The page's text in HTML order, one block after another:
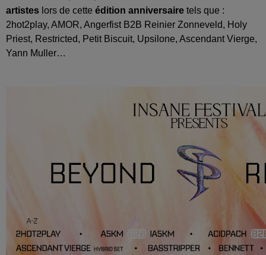
artistes lors de cette édition anniversaire tels que :
2hot2play, AMOR, Angerfist B2B Reinier Zonneveld, Holy
Priest, Restricted, Petit Biscuit, Upsilone, Ascendant Vierge,
Yann Muller…